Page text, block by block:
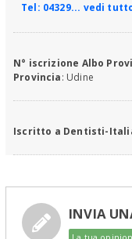
Tel: 04329... vedi
N° iscrizione Albo
Provincia: Udine
Iscritto a Dentisti-
INVIA